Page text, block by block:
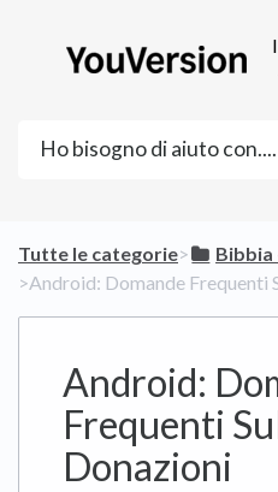
Tutte le categorie​>​ ​Bibbia
>​ Android: Domande Frequenti
Android:
Frequenti
Donazioni